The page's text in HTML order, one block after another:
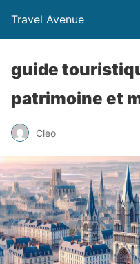
Travel Avenue
guide
patrimoine et
Cleo